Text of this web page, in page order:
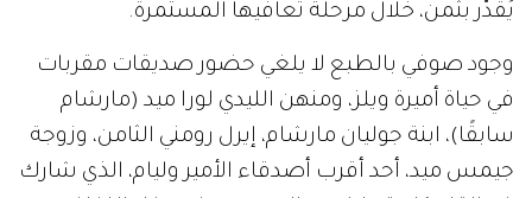
يُقدّر بثمن، خلال مرحلة تعافيها المستمرة.
وجود صوفي بالطبع لا يلغي حضور صديقات مقربات
في حياة أميرة ويلز، ومنهن الليدي لورا ميد (مارشام
سابقًا)، ابنة جوليان مارشام، إيرل رومني الثامن، وزوجة
جيمس ميد، أحد أقرب أصدقاء الأمير وليام، الذي شارك